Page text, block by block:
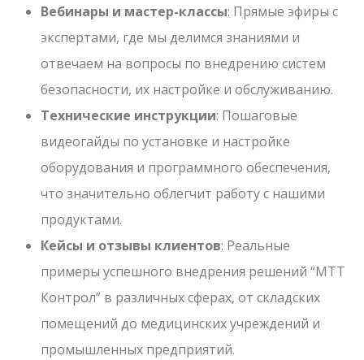
Вебинары и мастер-классы: Прямые эфиры с
экспертами, где мы делимся знаниями и
отвечаем на вопросы по внедрению систем
безопасности, их настройке и обслуживанию.
Технические инструкции: Пошаговые
видеогайды по установке и настройке
оборудования и программного обеспечения,
что значительно облегчит работу с нашими
продуктами.
Кейсы и отзывы клиентов: Реальные
примеры успешного внедрения решений “МТТ
Контрол” в различных сферах, от складских
помещений до медицинских учреждений и
промышленных предприятий.